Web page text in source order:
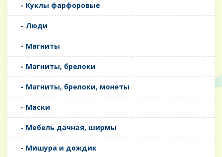
- Куклы фарфоровые
- Люди
- Магниты
- Магниты, брелоки
- Магниты, брелоки, монеты
- Маски
- Мебель дачная, ширмы
- Мишура и дождик